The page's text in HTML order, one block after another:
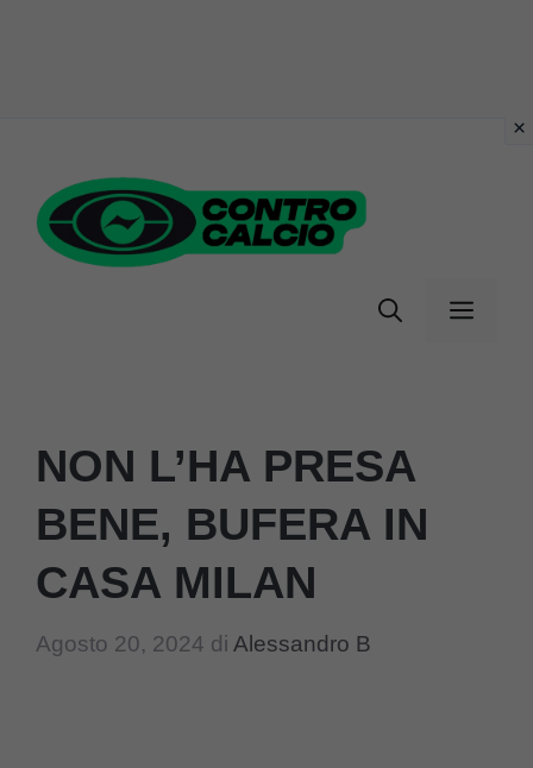
contenuto
Menu
NON L’HA PRESA
BENE, BUFERA IN
CASA MILAN
Agosto 20, 2024 di Alessandro B